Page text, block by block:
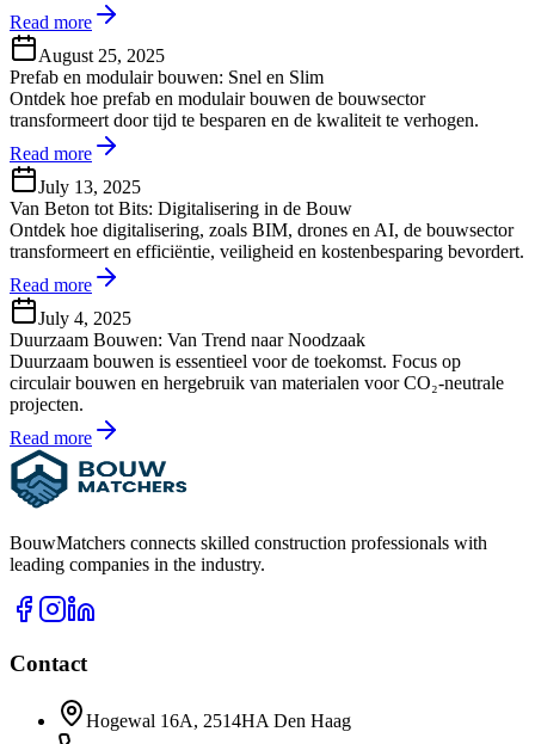
Read more
August 25, 2025
Prefab en modulair bouwen: Snel en Slim
Ontdek hoe prefab en modulair bouwen de bouwsector
transformeert door tijd te besparen en de kwaliteit te verhogen.
Read more
July 13, 2025
Van Beton tot Bits: Digitalisering in de Bouw
Ontdek hoe digitalisering, zoals BIM, drones en AI, de bouwsector
transformeert en efficiëntie, veiligheid en kostenbesparing bevordert.
Read more
July 4, 2025
Duurzaam Bouwen: Van Trend naar Noodzaak
Duurzaam bouwen is essentieel voor de toekomst. Focus op
circulair bouwen en hergebruik van materialen voor CO₂-neutrale
projecten.
Read more
BouwMatchers connects skilled construction professionals with
leading companies in the industry.
Contact
Hogewal 16A, 2514HA Den Haag